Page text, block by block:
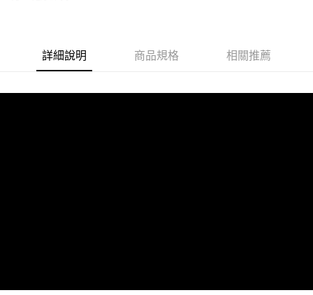
離島地區宅配(澎湖,金門,馬祖)
每筆NT$300，滿NT$3,500(含以上)免運費
詳細說明 商品規格 相關推薦